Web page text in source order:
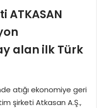
ATKASAN
alan ilk Türk
atığı ekonomiye geri
şirketi Atkasan A.Ş.,